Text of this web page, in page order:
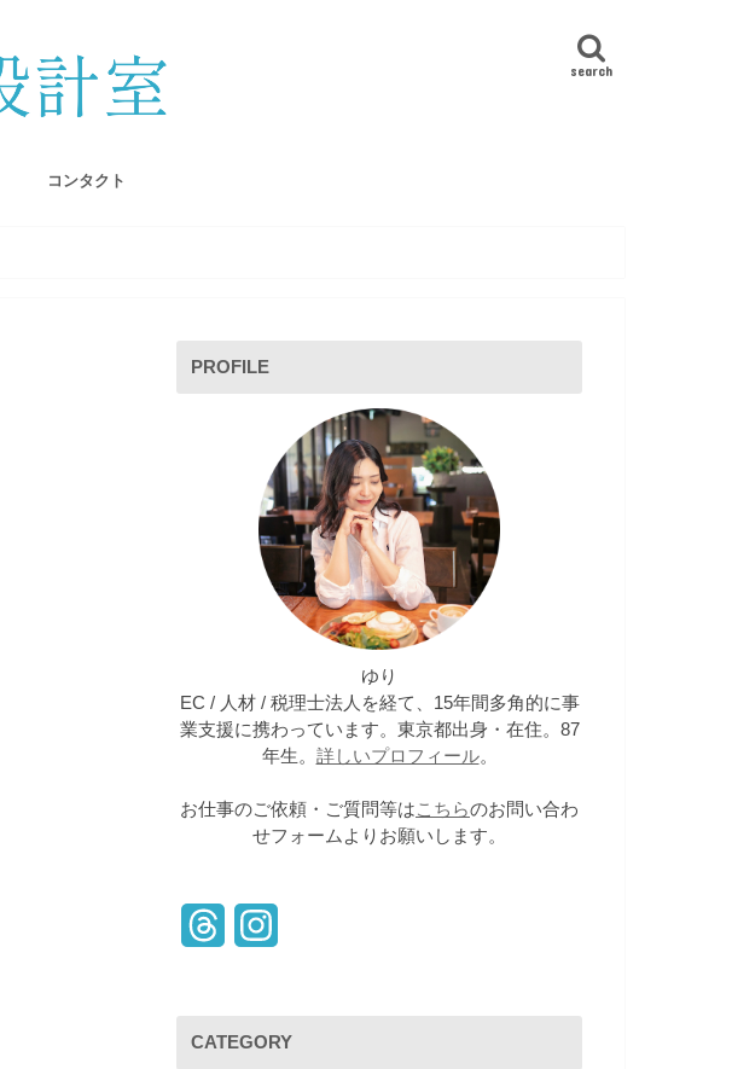
search
コンタクト
PROFILE
ゆり
EC / 人材 / 税理士法人を経て、15年間多角的に事
業支援に携わっています。東京都出身・在住。87
年生。 詳しいプロフィール。
お仕事のご依頼・ご質問等はこちらのお問い合わ
せフォームよりお願いします。
e t
CATEGORY